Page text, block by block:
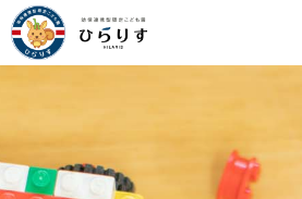
月
節